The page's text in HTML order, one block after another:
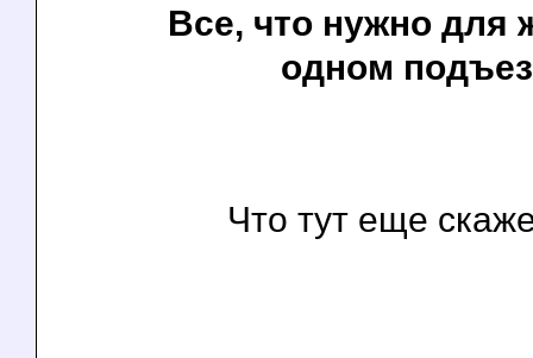
Все, что нужно для
одном
Что тут еще